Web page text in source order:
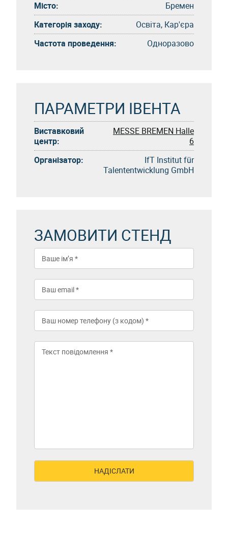
Місто:
Бремен
Категорія заходу:
Освіта, Кар'єра
Частота проведення:
Одноразово
ПАРАМЕТРИ ІВЕНТА
Виставковий
центр:
MESSE BREMEN Halle
6
Організатор:
IfT Institut für
Talententwicklung GmbH
ЗАМОВИТИ СТЕНД